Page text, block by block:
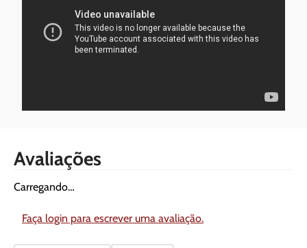
Avaliações
Carregando…
Faça login para escrever uma avaliação.